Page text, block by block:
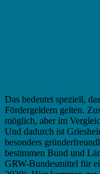
Das bedeutet speziell,
Fördergeldern gelten.
möglich, aber im
Und dadurch ist
besonders
bestimmen Bund und
GRW-Bundesmittel für